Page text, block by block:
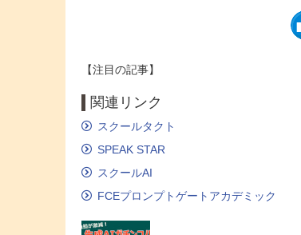
【注目の記事】
関連リンク
スクールタクト
SPEAK STAR
スクールAI
FCEプロンプトゲートアカデミック